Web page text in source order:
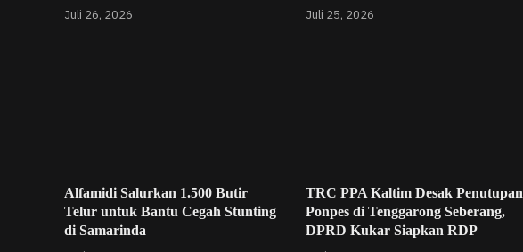
Juli 26, 2026
Juli 25, 2026
Alfamidi Salurkan 1.500 Butir
Telur untuk Bantu Cegah Stunting
di Samarinda
TRC PPA Kaltim Desak Penutupan
Ponpes di Tenggarong Seberang,
DPRD Kukar Siapkan RDP